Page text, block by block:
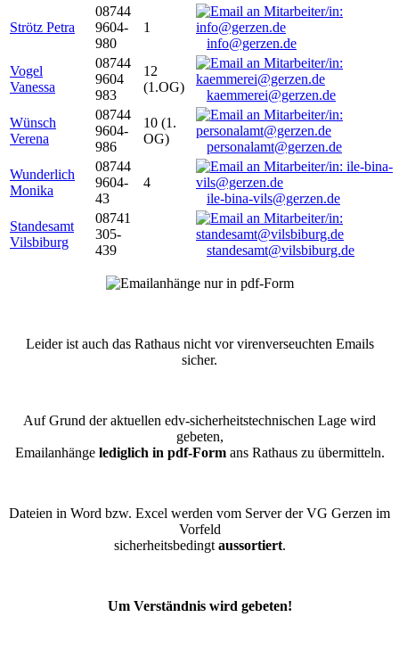
Strötz Petra
08744
9604-
980
1
info@gerzen.de
Vogel
Vanessa
08744
9604
983
12
(1.OG)
kaemmerei@gerzen.de
Wünsch
Verena
08744
9604-
986
10 (1.
OG)
personalamt@gerzen.de
Wunderlich
Monika
08744
9604-
43
4
ile-bina-vils@gerzen.de
Standesamt
Vilsbiburg
08741
305-
439
standesamt@vilsbiburg.de
Leider ist auch das Rathaus nicht vor virenverseuchten Emails
sicher.
Auf Grund der aktuellen edv-sicherheitstechnischen Lage wird
gebeten,
Emailanhänge lediglich in pdf-Formans Rathaus zu übermitteln.
Dateien in Word bzw. Excel werden vom Server der VG Gerzen im
Vorfeld
sicherheitsbedingt aussortiert.
Um Verständnis wird gebeten!